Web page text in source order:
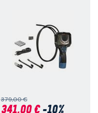
379,00 €
341,00 €-10%